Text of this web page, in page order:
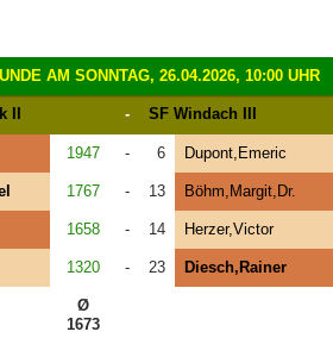
AM SONNTAG, 26.04.2026, 10:00 UHR
II - SF Windach III
1947 - 6 Dupont,Emeric
1767 - 13 Böhm,Margit,Dr.
1658 - 14 Herzer,Victor
1320 - 23 Diesch,Rainer
Ø
1673